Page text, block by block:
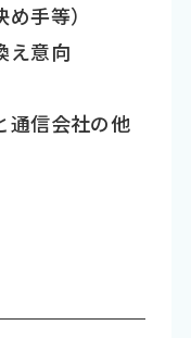
手等）
え意向
通信会社の他